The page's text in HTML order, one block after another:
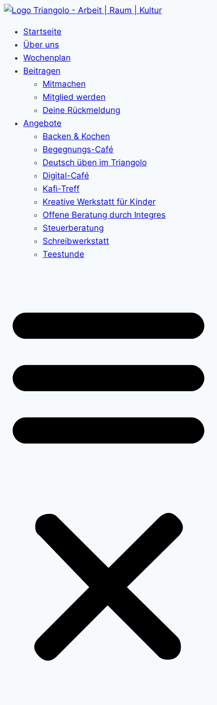
Zum
springenStartseite
Über uns
Wochenplan
Beitragen
Mitmachen
Mitglied werden
Deine Rückmeldung
Angebote
Backen & Kochen
Begegnungs-Café
Deutsch üben im Triangolo
Digital-Café
Kafi-Treff
Kreative Werkstatt für Kinder
Offene Beratung durch Integres
Steuerberatung
Schreibwerkstatt
Teestunde